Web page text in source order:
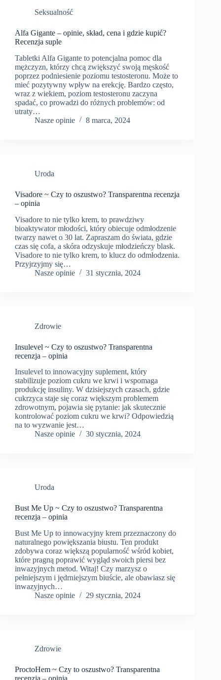
Seksualność
Alfa Gigante – opinie, skład, cena i gdzie kupić?
Recenzja suple
Tabletki Alfa Gigante to potencjalna pomoc dla
mężczyzn, którzy chcą zwiększyć swoją męskość
poprzez podniesienie poziomu testosteronu. Może to
mieć pozytywny wpływ na erekcję. Bardzo często,
wraz z wiekiem, poziom testosteronu zaczyna
spadać, co prowadzi do różnych problemów: od
utraty…
Nasze opinie
8 marca, 2024
Uroda
Visadore ~ Czy to oszustwo? Transparentna recenzja
– opinia
Visadore to nie tylko krem, to prawdziwy
bioaktywator młodości, który obiecuje odmłodzenie
twarzy nawet o 30 lat. Zapraszam do świata, gdzie
czas się cofa, a skóra odzyskuje młodzieńczy blask.
Visadore to nie tylko krem, to klucz do odmłodzenia.
Przyjrzyjmy się…
Nasze opinie
31 stycznia, 2024
Zdrowie
Insulevel ~ Czy to oszustwo? Transparentna
recenzja – opinia
Insulevel to innowacyjny suplement, który
stabilizuje poziom cukru we krwi i wspomaga
produkcję insuliny. W dzisiejszych czasach, gdzie
cukrzyca staje się coraz większym problemem
zdrowotnym, pojawia się pytanie: jak skutecznie
kontrolować poziom cukru we krwi? Odpowiedzią
na to wyzwanie jest…
Nasze opinie
30 stycznia, 2024
Uroda
Bust Me Up ~ Czy to oszustwo? Transparentna
recenzja – opinia
Bust Me Up to innowacyjny krem przeznaczony do
naturalnego powiększania biustu. Ten produkt
zdobywa coraz większą popularność wśród kobiet,
które pragną poprawić wygląd swoich piersi bez
inwazyjnych metod. Witaj! Czy marzysz o
pełniejszym i jędrniejszym biuście, ale obawiasz się
inwazyjnych…
Nasze opinie
29 stycznia, 2024
Zdrowie
ProctoHem ~ Czy to oszustwo? Transparentna